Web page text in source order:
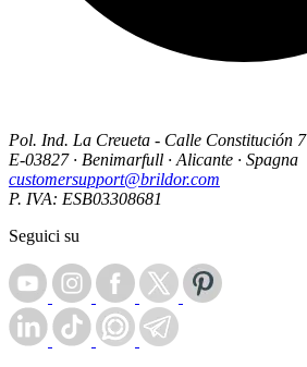
Pol. Ind. La Creueta - Calle Constitución 7
E-03827 · Benimarfull · Alicante · Spagna
customersupport@brildor.com
P. IVA: ESB03308681
Seguici su